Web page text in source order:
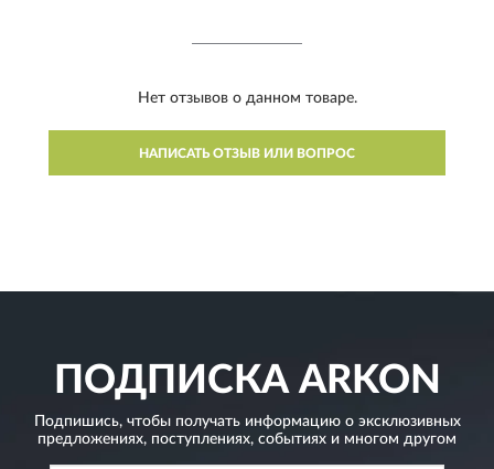
Нет отзывов о данном товаре.
НАПИСАТЬ ОТЗЫВ ИЛИ ВОПРОС
ПОДПИСКАARKON
Подпишись, чтобы получать информацию о эксклюзивных
предложениях, поступлениях, событиях и многом другом